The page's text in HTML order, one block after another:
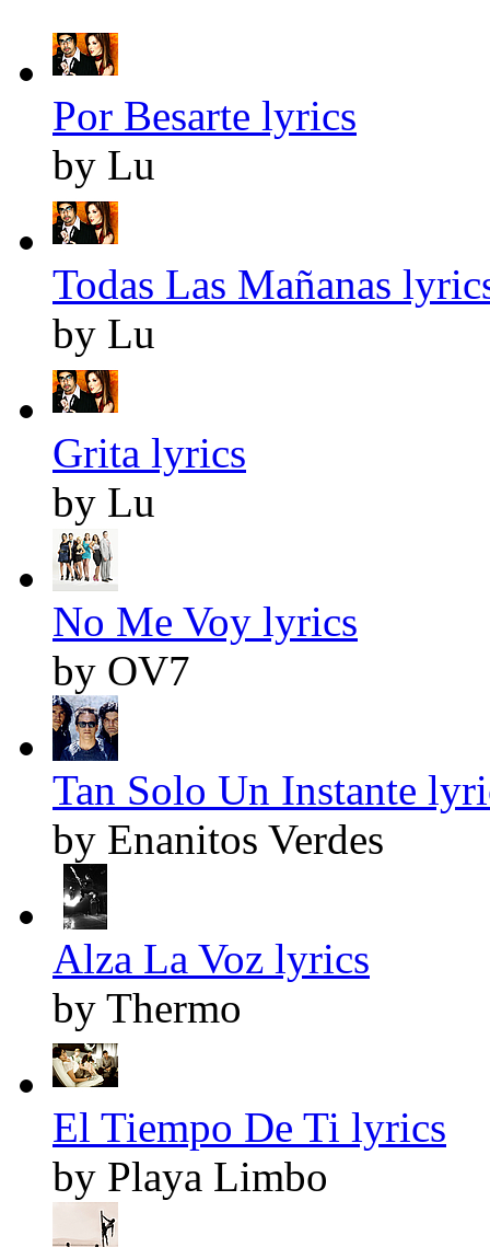
Por Besarte lyrics
by Lu
Todas Las Mañanas
by Lu
Grita lyrics
by Lu
No Me Voy lyrics
by OV7
Tan Solo Un Instante
by Enanitos Verdes
Alza La Voz lyrics
by Thermo
El Tiempo De Ti lyrics
by Playa Limbo